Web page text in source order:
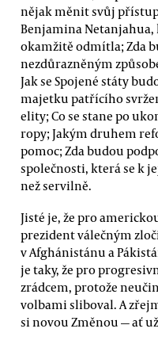
nějak měnit svůj
Benjamina Netanjahua,
okamžitě odmítla; Zda
nezdůrazněným
Jak se Spojené státy
majetku patřícího
elity; Co se stane po
ropy; Jakým druhem
pomoc; Zda budou
společnosti, která se k
než servilně.
Jisté je, že pro
prezident válečným
v Afghánistánu a
je taky, že pro
zrádcem, protože
volbami sliboval. A
si novou Změnou — ať